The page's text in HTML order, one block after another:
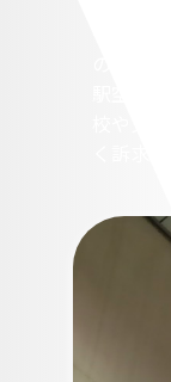
の拡充
駅空間
校や文